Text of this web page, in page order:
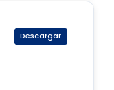
Descargar